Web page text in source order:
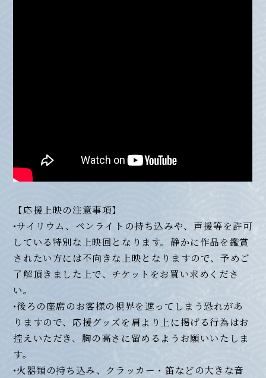
【応援上映の注意事項】
•サイリウム、ペンライトの持ち込みや、声援等を許可
している特別な上映回となります。静かに作品を鑑賞
されたい方には不向きな上映となりますので、予めご
了解頂きました上で、チケットをお買い求めくださ
い。
•後ろの座席のお客様の視界を遮ってしまう恐れがあ
りますので、応援グッズを肩より上に掲げる行為はお
控えいただき、胸の高さに留めるようお願いいたしま
す。
•火器類の持ち込み、クラッカー・笛などの大きな音